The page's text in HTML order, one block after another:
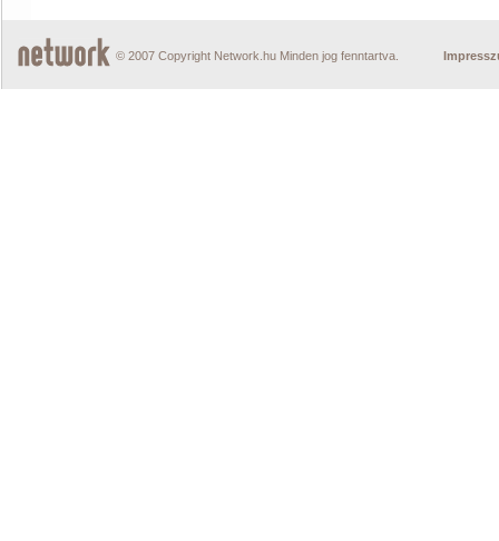
© 2007 Copyright Network.hu Minden jog fenntartva.